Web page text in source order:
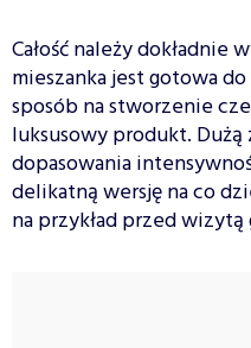
Całość należy dokładnie
mieszanka jest gotowa
sposób na stworzenie
luksusowy produkt.
dopasowania
delikatną wersję na co
na przykład przed wizytą